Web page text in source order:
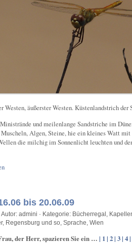
Westen, äußerster Westen. Küstenlandstrich
und meilenlange Sandstriche im
Algen, Steine, hie ein kleines Watt mit
die milchig im Sonnenlicht leuchten und
bis 20.06.09
Autor: admini · Kategorie: Bücherregal
, Regensburg und so Sprache Wien
der Herr, spazieren Sie ein … | 1 | 2 | 3 | 4 |